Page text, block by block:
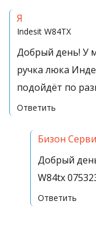
Я
Indesit W84TX
Добрый день! У
ручка люка
подойдёт по
Ответить
Бизон
Добрый
W84tx
Ответить